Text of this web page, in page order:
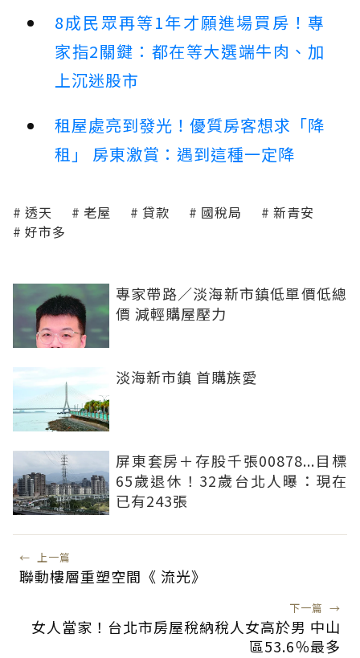
8成民眾再等1年才願進場買房！專
家指2關鍵：都在等大選端牛肉、加
上沉迷股市
租屋處亮到發光！優質房客想求「降
租」 房東激賞：遇到這種一定降
透天 老屋 貸款 國稅局
新青安
好市多
專家帶路／淡海新市鎮低單價低總
價 減輕購屋壓力
淡海新市鎮 首購族愛
屏東套房＋存股千張00878...目標
65歲退休！32歲台北人曝：現在
已有243張
← 上一篇
聯動樓層重塑空間《 流光》
下一篇 →
女人當家！台北市房屋稅納稅人女高於男 中山
區53.6％最多